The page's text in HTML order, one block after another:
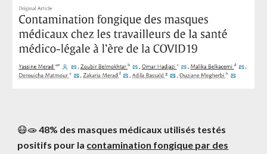
😷🧫48% des masques médicaux utilisés testés
positifs pour la contamination fongique par des